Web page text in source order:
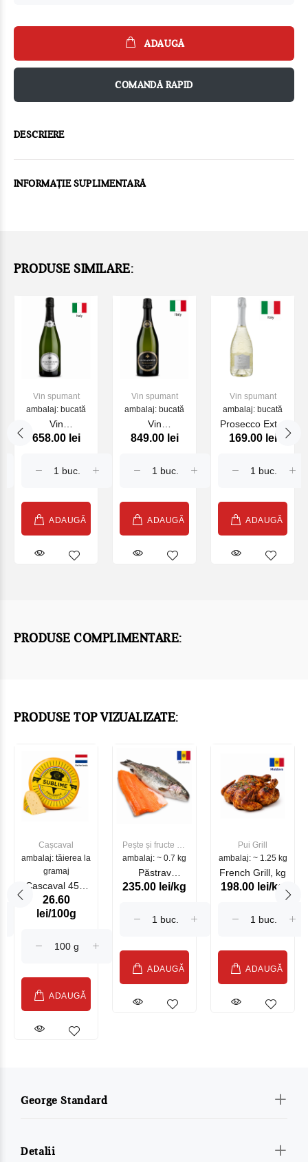
ADAUGĂ
COMANDĂ RAPID
DESCRIERE
INFORMAȚIE SUPLIMENTARĂ
PRODUSE SIMILARE:
Vin spumant
ambalaj: bucată
Vin
Franciacorta Lo
Saten, 750ml
658.00 lei
ADAUGĂ
Vin spumant
ambalaj: bucată
Vin
Franciacorta Lo
Millesimato
849.00 lei
ADAUGĂ
Vin spumant
ambalaj: bucată
Proseсco Extra
Brut DOCG
Bacio Della
169.00 lei
ADAUGĂ
PRODUSE COMPLIMENTARE:
PRODUSE TOP VIZUALIZATE:
Cașcaval
ambalaj: tăierea la
gramaj
Cascaval 45%
Maasdam
Sublime Cow
26.60
lei/100g
ADAUGĂ
Pește și fructe de
mare
ambalaj: ~ 0.7 kg
Păstrav
Somonat
235.00 lei/kg
ADAUGĂ
Pui Grill
ambalaj: ~ 1.25 kg
French Grill, kg
198.00 lei/kg
ADAUGĂ
George Standard
Detalii